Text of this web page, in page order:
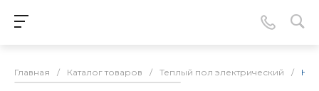
Главная / Каталог товаров / Теплый пол электрический /